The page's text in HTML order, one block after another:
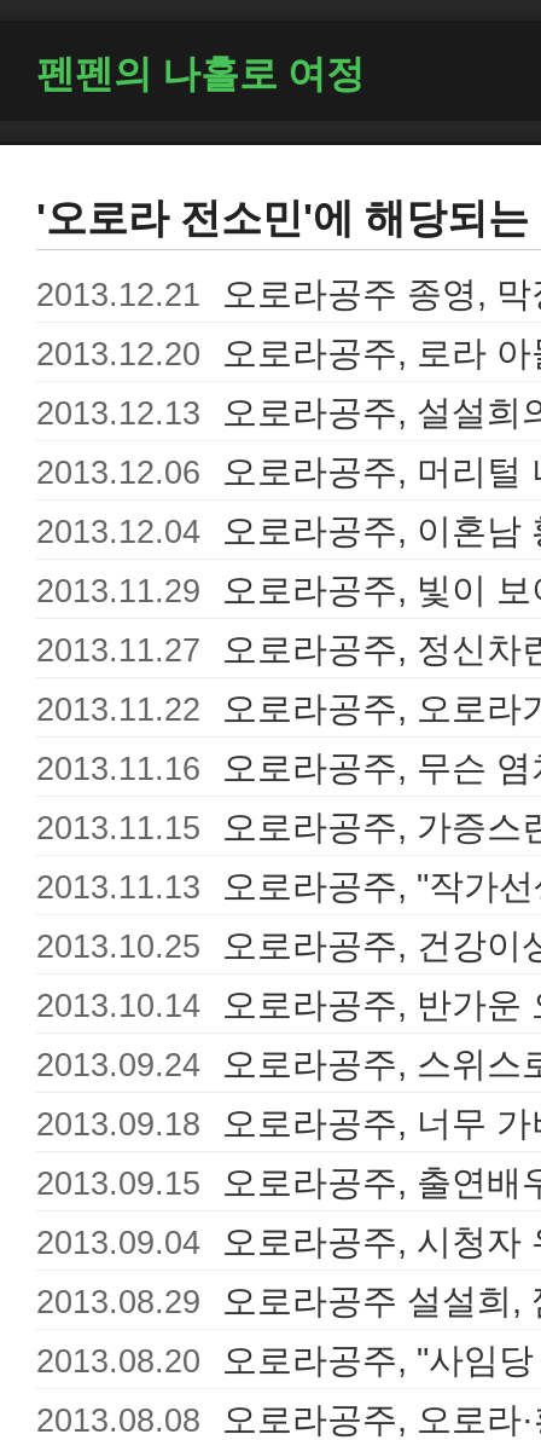
펜펜의 나홀로 여정
'오로라 전소민'에 해당되는
2013.12.21 오로라공주 종영,
2013.12.20 오로라공주, 로라
2013.12.13 오로라공주, 설설희
2013.12.06 오로라공주, 머리털
2013.12.04 오로라공주, 이혼남
2013.11.29 오로라공주, 빛이
2013.11.27 오로라공주, 정신차
2013.11.22 오로라공주, 오로라
2013.11.16 오로라공주, 무슨
2013.11.15 오로라공주, 가증스
2013.11.13 오로라공주, "작가
2013.10.25 오로라공주, 건강이
2013.10.14 오로라공주, 반가운
2013.09.24 오로라공주, 스위스
2013.09.18 오로라공주, 너무
2013.09.15 오로라공주, 출연배
2013.09.04 오로라공주, 시청자
2013.08.29 오로라공주 설설희,
2013.08.20 오로라공주, "사임
2013.08.08 오로라공주, 오로라